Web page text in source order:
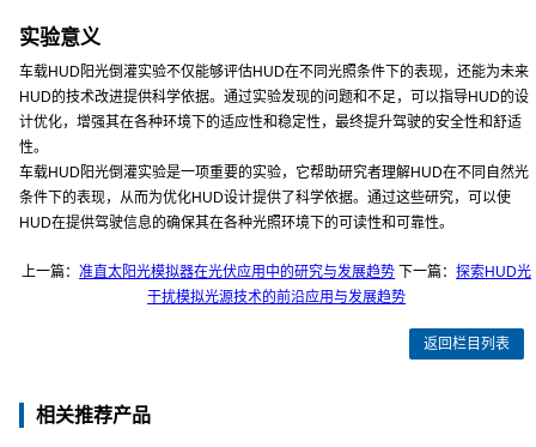
实验意义
车载HUD阳光倒灌实验不仅能够评估HUD在不同光照条件下的表现，还能为未来
HUD的技术改进提供科学依据。通过实验发现的问题和不足，可以指导HUD的设
计优化，增强其在各种环境下的适应性和稳定性，最终提升驾驶的安全性和舒适
性。
车载HUD阳光倒灌实验是一项重要的实验，它帮助研究者理解HUD在不同自然光
条件下的表现，从而为优化HUD设计提供了科学依据。通过这些研究，可以使
HUD在提供驾驶信息的确保其在各种光照环境下的可读性和可靠性。
上一篇：准直太阳光模拟器在光伏应用中的研究与发展趋势 下一篇：探索HUD光
干扰模拟光源技术的前沿应用与发展趋势
返回栏目列表
相关推荐产品